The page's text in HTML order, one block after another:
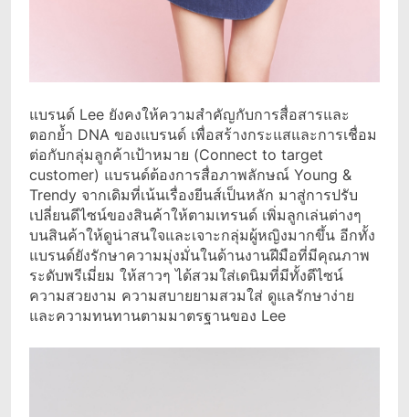
แบรนด์ Lee ยังคงให้ความสำคัญกับการสื่อสารและ
ตอกย้ำ DNA ของแบรนด์ เพื่อสร้างกระแสและการเชื่อม
ต่อกับกลุ่มลูกค้าเป้าหมาย (Connect to target
customer) แบรนด์ต้องการสื่อภาพลักษณ์ Young &
Trendy จากเดิมที่เน้นเรื่องยีนส์เป็นหลัก มาสู่การปรับ
เปลี่ยนดีไซน์ของสินค้าให้ตามเทรนด์ เพิ่มลูกเล่นต่างๆ
บนสินค้าให้ดูน่าสนใจและเจาะกลุ่มผู้หญิงมากขึ้น อีกทั้ง
แบรนด์ยังรักษาความมุ่งมั่นในด้านงานฝีมือที่มีคุณภาพ
ระดับพรีเมี่ยม ให้สาวๆ ได้สวมใส่เดนิมที่มีทั้งดีไซน์
ความสวยงาม ความสบายยามสวมใส่ ดูแลรักษาง่าย
และความทนทานตามมาตรฐานของ Lee